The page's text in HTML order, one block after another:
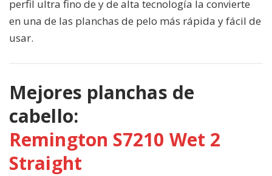
perfil ultra fino de y de alta tecnología la convierte
en una de las planchas de pelo más rápida y fácil de
usar.
Mejores planchas de
cabello:
Remington S7210 Wet 2
Straight